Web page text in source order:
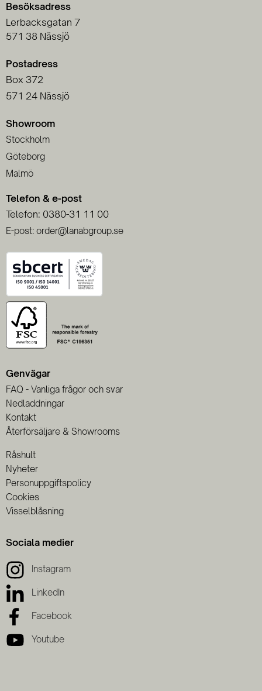
Besöksadress
Lerbacksgatan 7
571 38 Nässjö
Postadress
Box 372
571 24 Nässjö
Showroom
Stockholm
Göteborg
Malmö
Telefon & e-post
Telefon: 0380-31 11 00
E-post: order@lanabgroup.se
Genvägar
FAQ - Vanliga frågor och svar
Nedladdningar
Kontakt
Återförsäljare & Showrooms
Råshult
Nyheter
Personuppgiftspolicy
Cookies
Visselblåsning
Sociala medier
Instagram
LinkedIn
Facebook
Youtube